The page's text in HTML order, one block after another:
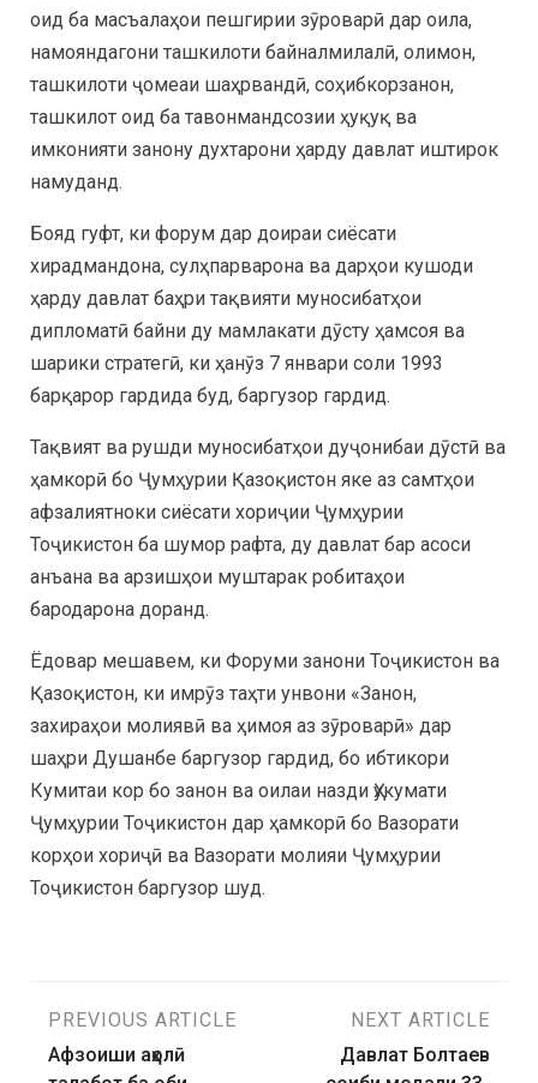
оид ба масъалаҳои пешгирии зӯроварӣ дар оила,
намояндагони ташкилоти байналмилалӣ, олимон,
ташкилоти ҷомеаи шаҳрвандӣ, соҳибкорзанон,
ташкилот оид ба тавонмандсозии ҳуқуқ ва
имконияти занону духтарони ҳарду давлат иштирок
намуданд.
Бояд гуфт, ки форум дар доираи сиёсати
хирадмандона, сулҳпарварона ва дарҳои кушоди
ҳарду давлат баҳри тақвияти муносибатҳои
дипломатӣ байни ду мамлакати дӯсту ҳамсоя ва
шарики стратегӣ, ки ҳанӯз 7 январи соли 1993
барқарор гардида буд, баргузор гардид.
Тақвият ва рушди муносибатҳои дуҷонибаи дӯстӣ ва
ҳамкорӣ бо Ҷумҳурии Қазоқистон яке аз самтҳои
афзалиятноки сиёсати хориҷии Ҷумҳурии
Тоҷикистон ба шумор рафта, ду давлат бар асоси
анъана ва арзишҳои муштарак робитаҳои
бародарона доранд.
Ёдовар мешавем, ки Форуми занони Тоҷикистон ва
Қазоқистон, ки имрӯз таҳти унвони «Занон,
захираҳои молиявӣ ва ҳимоя аз зӯроварӣ» дар
шаҳри Душанбе баргузор гардид, бо ибтикори
Кумитаи кор бо занон ва оилаи назди Ҳукумати
Ҷумҳурии Тоҷикистон дар ҳамкорӣ бо Вазорати
корҳои хориҷӣ ва Вазорати молияи Ҷумҳурии
Тоҷикистон баргузор шуд.
PREVIOUS ARTICLE
Афзоиши аҳолӣ
NEXT ARTICLE
Давлат Болтаев